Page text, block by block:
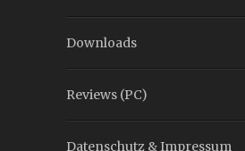
Downloads
Reviews (PC)
Datenschutz & Impressum